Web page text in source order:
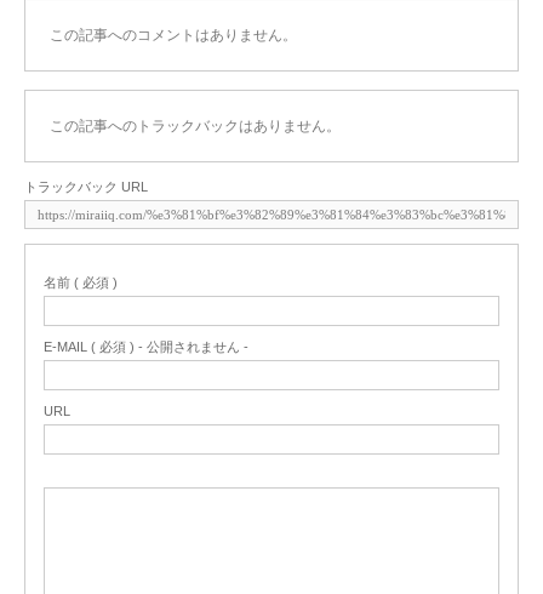
この記事へのコメントはありません。
この記事へのトラックバックはありません。
トラックバック URL
名前 ( 必須 )
E-MAIL ( 必須 ) - 公開されません -
URL